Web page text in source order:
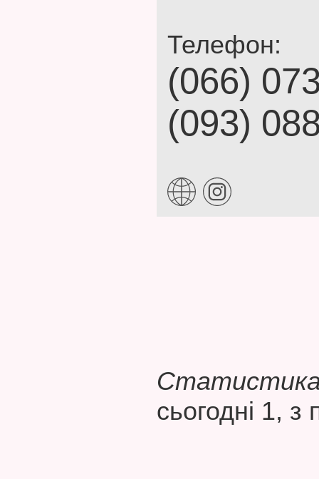
Телефон:
(066)
(093)
Статистика
сьогодні 1, з